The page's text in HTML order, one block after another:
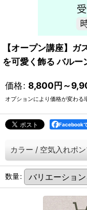
【オープン講座】
を可愛く飾る バルー
価格: 8,800円～
オプションにより価格が変わる
Facebook
カラー / 空気入れポ
数量: